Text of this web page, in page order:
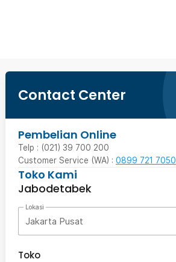
Contact Center
Pembelian Online
Telp : (021) 39 700 200
Customer Service (WA) : 0899 721 7050
Toko Kami
Jabodetabek
Lokasi
Jakarta Pusat
Toko